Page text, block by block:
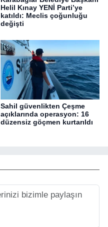
Helil Kınay YENİ Parti’ye
katıldı: Meclis çoğunluğu
değişti
Sahil güvenlikten Çeşme
açıklarında operasyon: 16
düzensiz göçmen kurtarıldı